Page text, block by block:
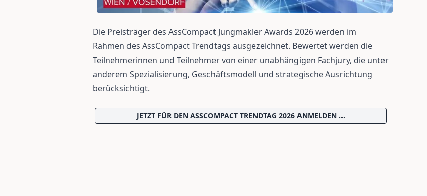
Die Preisträger des AssCompact Jungmakler Awards 2026 werden im
Rahmen des AssCompact Trendtags ausgezeichnet. Bewertet werden die
Teilnehmerinnen und Teilnehmer von einer unabhängigen Fachjury, die unter
anderem Spezialisierung, Geschäftsmodell und strategische Ausrichtung
berücksichtigt.
JETZT FÜR DEN ASSCOMPACT TRENDTAG 2026 ANMELDEN ...